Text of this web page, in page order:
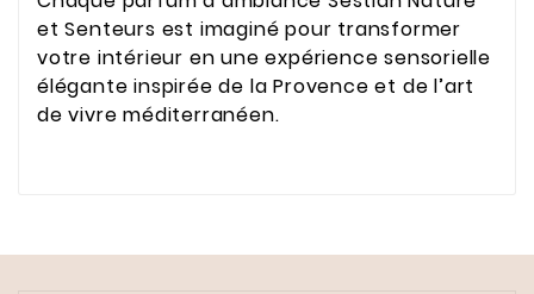
et Senteurs est imaginé pour transformer
votre intérieur en une expérience sensorielle
élégante inspirée de la Provence et de l’art
de vivre méditerranéen.